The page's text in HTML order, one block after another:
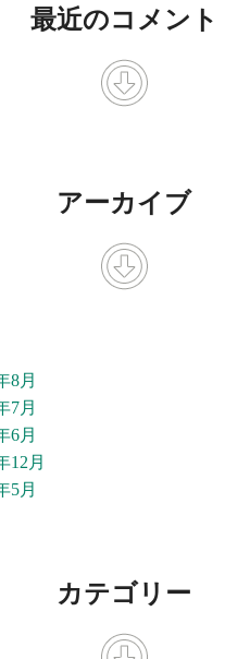
最近のコメント
アーカイブ
8月
7月
6月
12月
5月
カテゴリー